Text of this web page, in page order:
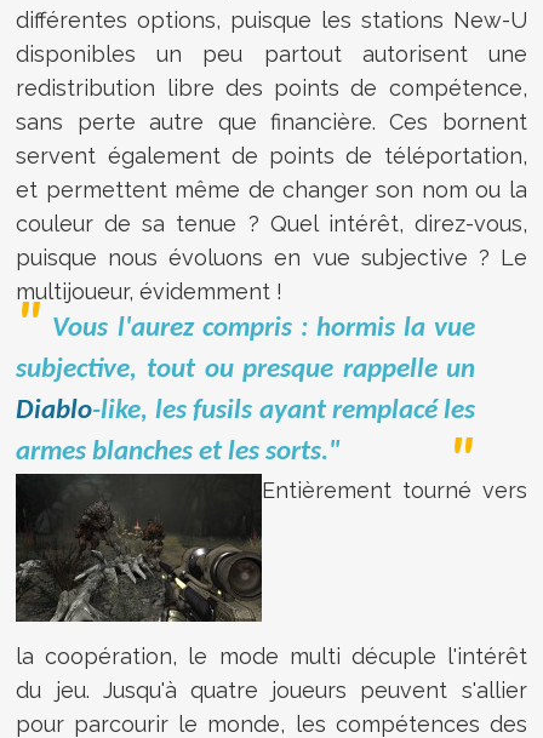
différentes options, puisque les stations New-U
disponibles un peu partout autorisent une
redistribution libre des points de compétence,
sans perte autre que financière. Ces bornent
servent également de points de téléportation,
et permettent même de changer son nom ou la
couleur de sa tenue ? Quel intérêt, direz-vous,
puisque nous évoluons en vue subjective ? Le
multijoueur, évidemment !
Vous l'aurez compris : hormis la vue
subjective, tout ou presque rappelle un
Diablo-like, les fusils ayant remplacé les
armes blanches et les sorts."
Entièrement tourné vers
la coopération, le mode multi décuple l'intérêt
du jeu. Jusqu'à quatre joueurs peuvent s'allier
pour parcourir le monde, les compétences des